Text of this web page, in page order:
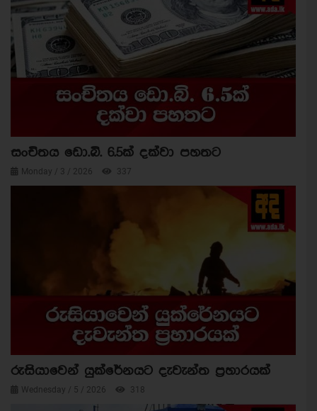
සංචිතය ඩො.බි. 6.5ක් දක්වා පහතට
Monday / 3 / 2026 337
රුසියාවෙන් යුක්රේනයට දැවැන්ත ප්‍රහාරයක්
Wednesday / 5 / 2026 318